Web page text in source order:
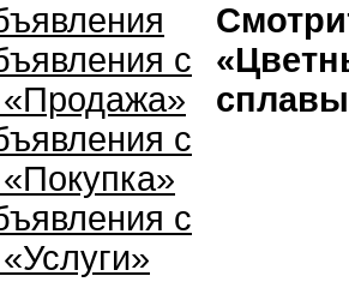
с
с
с